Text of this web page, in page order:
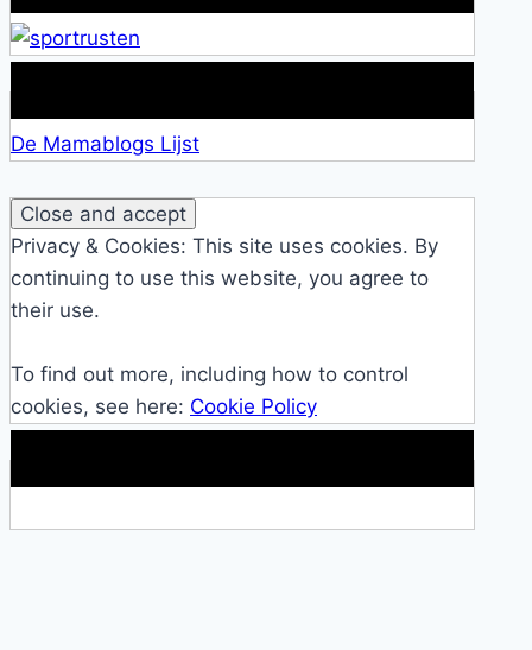
De Mamablogs Lijst
Privacy & Cookies: This site uses cookies. By
continuing to use this website, you agree to
their use.
To find out more, including how to control
cookies, see here: Cookie Policy